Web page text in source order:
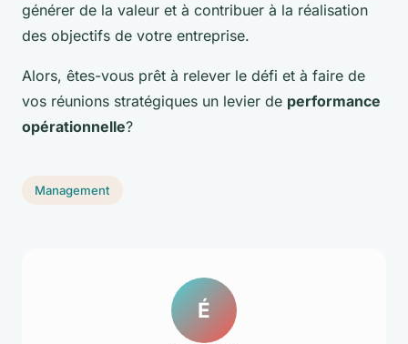
générer de la valeur et à contribuer à la réalisation
des objectifs de votre entreprise.
Alors, êtes-vous prêt à relever le défi et à faire de
vos réunions stratégiques un levier de performance
opérationnelle?
Management
É